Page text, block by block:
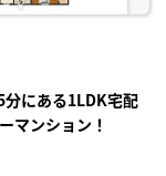
分にある1LDK宅配
マンション！